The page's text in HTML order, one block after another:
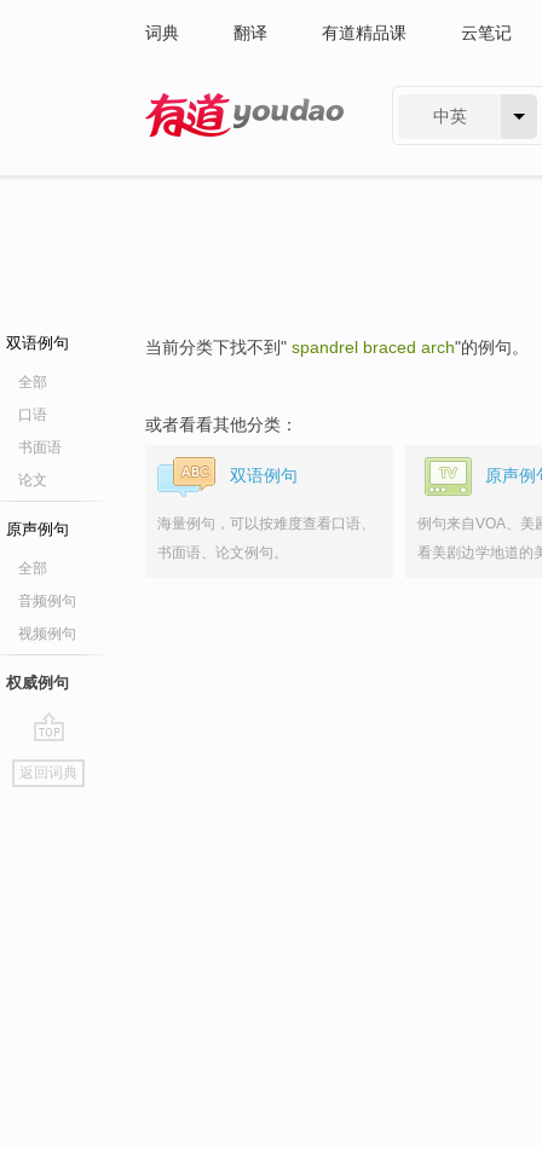
词典 翻译 有道精品课 云笔记
中英
双语例句
全部
口语
书面语
论文
原声例句
全部
音频例句
视频例句
权威例句
go
top
返回词典
当前分类下找不到" spandrel braced arch"的例句。
或者看看其他分类：
双语例句
海量例句，可以按难度查看口语、
书面语、论文例句。
原声例
例句来自VOA、美
看美剧边学地道的